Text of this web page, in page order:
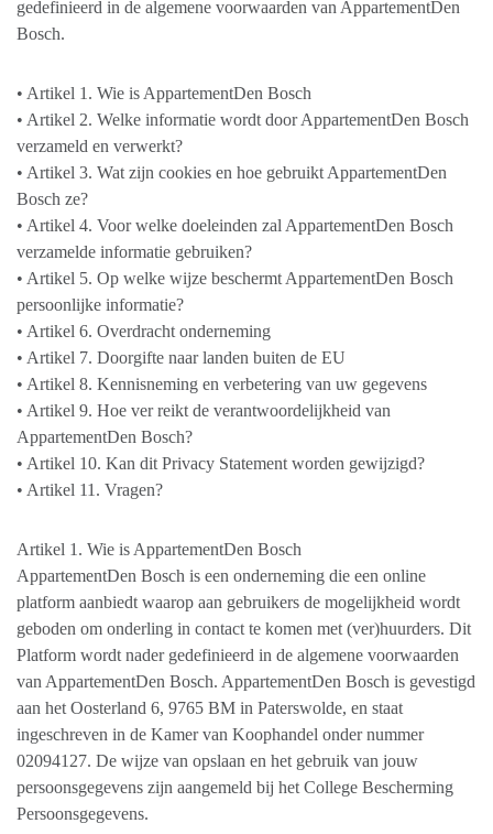
gedefinieerd in de algemene voorwaarden van AppartementDen
Bosch.
• Artikel 1. Wie is AppartementDen Bosch
• Artikel 2. Welke informatie wordt door AppartementDen Bosch
verzameld en verwerkt?
• Artikel 3. Wat zijn cookies en hoe gebruikt AppartementDen
Bosch ze?
• Artikel 4. Voor welke doeleinden zal AppartementDen Bosch
verzamelde informatie gebruiken?
• Artikel 5. Op welke wijze beschermt AppartementDen Bosch
persoonlijke informatie?
• Artikel 6. Overdracht onderneming
• Artikel 7. Doorgifte naar landen buiten de EU
• Artikel 8. Kennisneming en verbetering van uw gegevens
• Artikel 9. Hoe ver reikt de verantwoordelijkheid van
AppartementDen Bosch?
• Artikel 10. Kan dit Privacy Statement worden gewijzigd?
• Artikel 11. Vragen?
Artikel 1. Wie is AppartementDen Bosch
AppartementDen Bosch is een onderneming die een online
platform aanbiedt waarop aan gebruikers de mogelijkheid wordt
geboden om onderling in contact te komen met (ver)huurders. Dit
Platform wordt nader gedefinieerd in de algemene voorwaarden
van AppartementDen Bosch. AppartementDen Bosch is gevestigd
aan het Oosterland 6, 9765 BM in Paterswolde, en staat
ingeschreven in de Kamer van Koophandel onder nummer
02094127. De wijze van opslaan en het gebruik van jouw
persoonsgegevens zijn aangemeld bij het College Bescherming
Persoonsgegevens.